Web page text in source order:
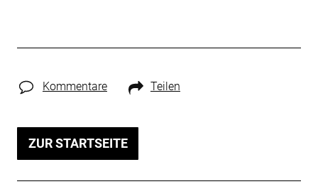
Kommentare Teilen
ZUR STARTSEITE